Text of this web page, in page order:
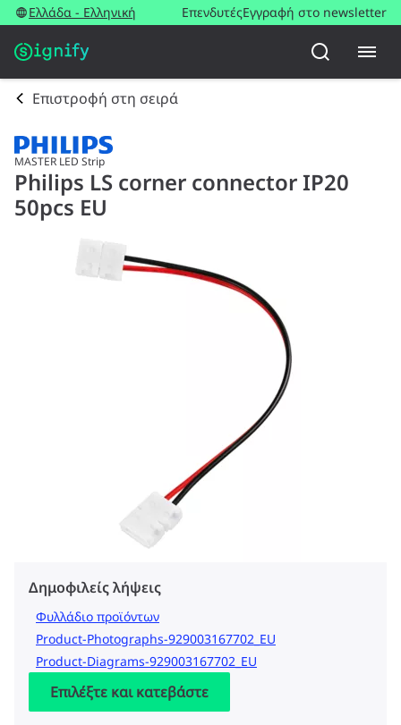
Ελλάδα - Ελληνική ΕπενδυτέςΕγγραφή στο newsletter
Επιστροφή στη σειρά
MASTER LED Strip
Philips LS corner connector IP20
50pcs EU
Δημοφιλείς λήψεις
Φυλλάδιο προϊόντων
Product-Photographs-929003167702_EU
Product-Diagrams-929003167702_EU
Επιλέξτε και κατεβάστε